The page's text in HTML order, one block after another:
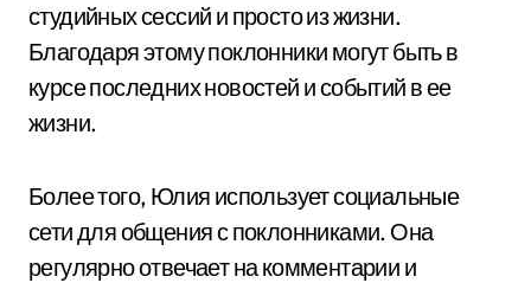
студийных сессий и просто из жизни.
Благодаря этому поклонники могут быть в
курсе последних новостей и событий в ее
жизни.
Более того, Юлия использует социальные
сети для общения с поклонниками. Она
регулярно отвечает на комментарии и